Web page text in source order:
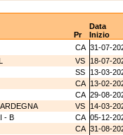
Data
Pr
Inizio
CA 31-07-
VS
18-07-
SS
13-03-
CA 13-02-
CA 29-08-
VS
14-03-
- B CA 05-12-
CA 31-08-